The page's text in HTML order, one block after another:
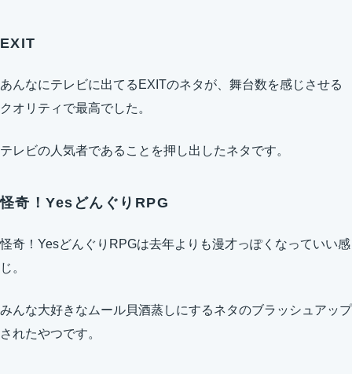
EXIT
あんなにテレビに出てるEXITのネタが、舞台数を感じさせる
クオリティで最高でした。
テレビの人気者であることを押し出したネタです。
怪奇！YesどんぐりRPG
怪奇！YesどんぐりRPGは去年よりも漫才っぽくなっていい感
じ。
みんな大好きなムール貝酒蒸しにするネタのブラッシュアップ
されたやつです。